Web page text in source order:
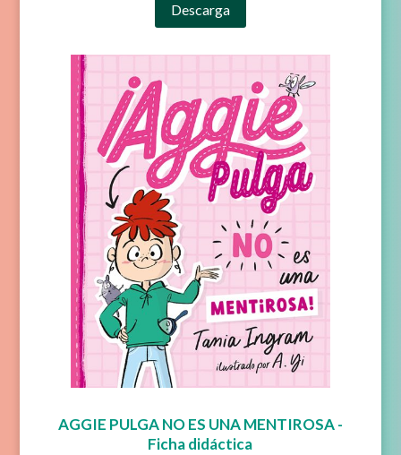
Descarga
AGGIE PULGA NO ES UNA MENTIROSA -
Ficha didáctica